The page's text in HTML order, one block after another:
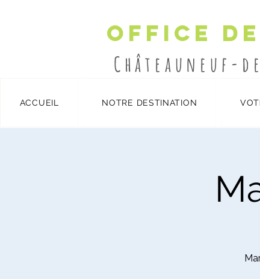
Office
Châteauneuf-
ACCUEIL NOTRE DESTINATION